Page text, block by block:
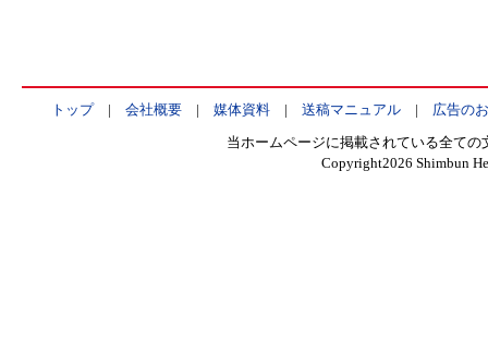
トップ| 会社概要| 媒体資料| 送稿マニュアル| 広告の
当ホームページに掲載されている全て
Copyright2026 Shimbun